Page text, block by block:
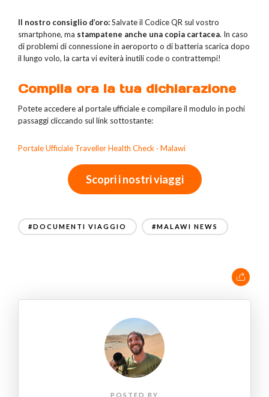
Il nostro consiglio d’oro:Salvate il Codice QR sul vostro
smartphone, ma stampatene anche una copia cartacea. In caso
di problemi di connessione in aeroporto o di batteria scarica dopo
il lungo volo, la carta vi eviterà inutili code o contrattempi!
Compila ora la tua dichiarazione
Potete accedere al portale ufficiale e compilare il modulo in pochi
passaggi cliccando sul link sottostante:
Portale Ufficiale Traveller Health Check · Malawi
Scopri i nostri viaggi
#DOCUMENTI VIAGGIO #MALAWI NEWS
POSTED BY